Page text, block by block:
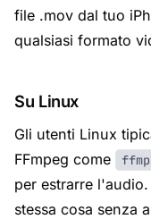
file .mov dal tuo
qualsiasi formato
Su Linux
Gli utenti Linux
FFmpeg come
per estrarre
stessa cosa senza